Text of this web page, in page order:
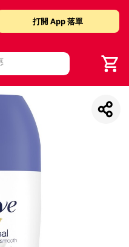
打開 App 落單